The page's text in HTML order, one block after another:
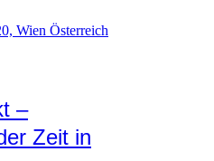
Wien Österreich
–
Zeit in